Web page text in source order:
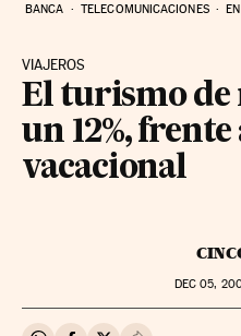
BANCA TELECOMUNICACIONES
VIAJEROS
El turismo de
un 12%, frente
vacacional
DEC 05,